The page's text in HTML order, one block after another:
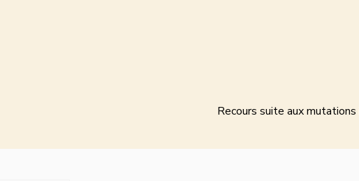
Recours suite aux mutations